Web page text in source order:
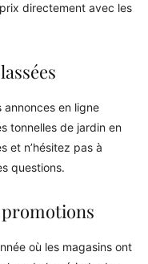
directement avec les
en ligne
tonnelles de jardin en
et n’hésitez pas à
questions.
promotions
où les magasins ont